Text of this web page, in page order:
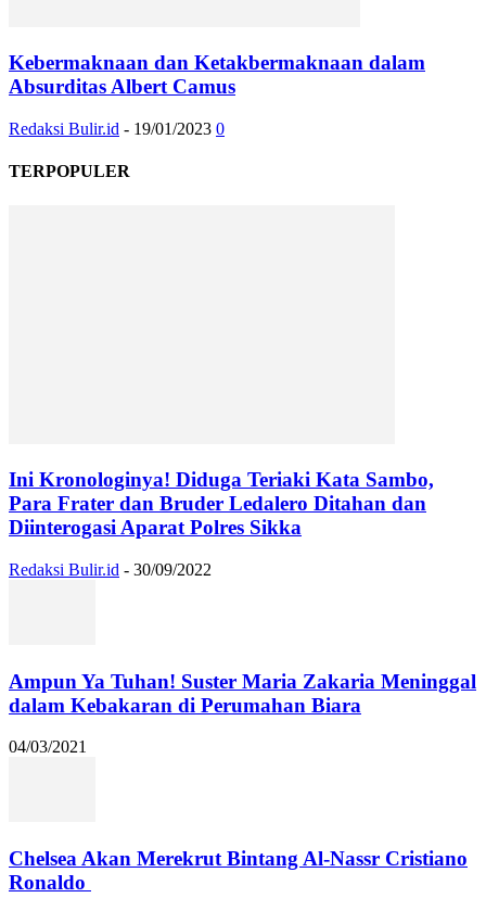
Kebermaknaan dan Ketakbermaknaan dalam
Absurditas Albert Camus
Redaksi Bulir.id - 19/01/2023 0
TERPOPULER
Ini Kronologinya! Diduga Teriaki Kata Sambo,
Para Frater dan Bruder Ledalero Ditahan dan
Diinterogasi Aparat Polres Sikka
Redaksi Bulir.id - 30/09/2022
Ampun Ya Tuhan! Suster Maria Zakaria Meninggal
dalam Kebakaran di Perumahan Biara
04/03/2021
Chelsea Akan Merekrut Bintang Al-Nassr Cristiano
Ronaldo